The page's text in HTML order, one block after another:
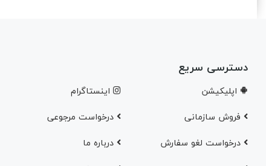
دسترسی سریع
اپلیکیشن اینستاگرام
فروش سازمانی درخواست مرجوعی
درخواست لغو سفارش در‌باره ما